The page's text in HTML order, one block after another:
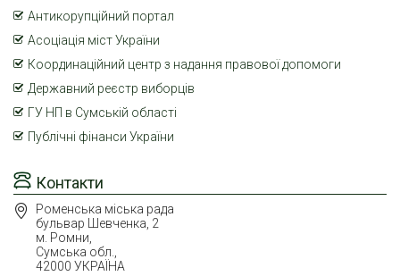
Контакти
Роменська міська рада
бульвар Шевченка, 2
м. Ромни,
Сумська обл.,
42000 УКРАЇНА
Антикорупційний портал
Асоціація міст України
Координаційний центр з надання правової допомоги
Державний реєстр виборців
ГУ НП в Сумській області
Публічні фінанси України